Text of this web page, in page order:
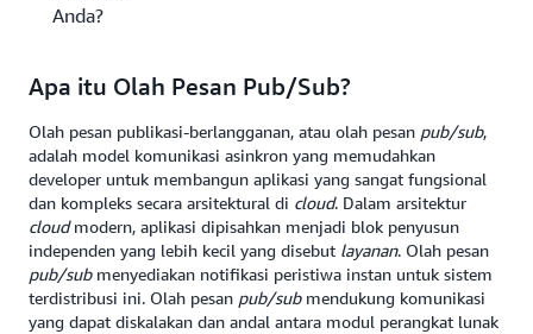
Anda?
Apa itu Olah Pesan Pub/Sub?
Olah pesan publikasi-berlangganan, atau olah pesan pub/sub,
adalah model komunikasi asinkron yang memudahkan
developer untuk membangun aplikasi yang sangat fungsional
dan kompleks secara arsitektural di cloud. Dalam arsitektur
cloudmodern, aplikasi dipisahkan menjadi blok penyusun
independen yang lebih kecil yang disebut layanan. Olah pesan
pub/submenyediakan notifikasi peristiwa instan untuk sistem
terdistribusi ini. Olah pesan pub/sub mendukung komunikasi
yang dapat diskalakan dan andal antara modul perangkat lunak